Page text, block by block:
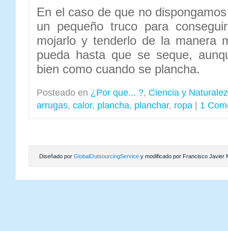
En el caso de que no
un pequeño truco para
mojarlo y tenderlo de la manera
pueda hasta que se seque,
bien como cuando se plancha.
Posteado en ¿Por que... ?, Ciencia y
arrugas, calor, plancha, planchar, ropa 1
Diseñado por GlobalOutsourcingService y modificado por Francisco Javier